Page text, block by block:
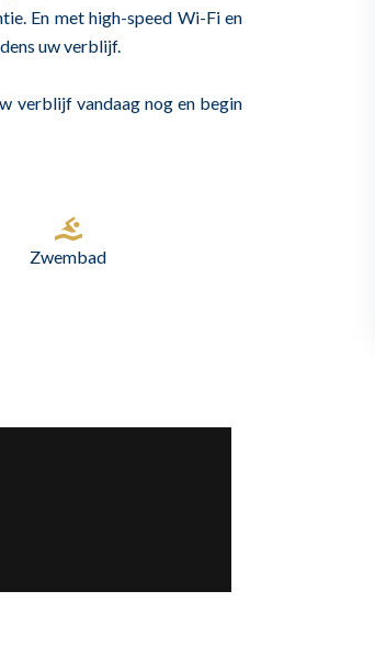
En met high-speed Wi-Fi en
uw verblijf.
verblijf vandaag nog en begin
Zwembad